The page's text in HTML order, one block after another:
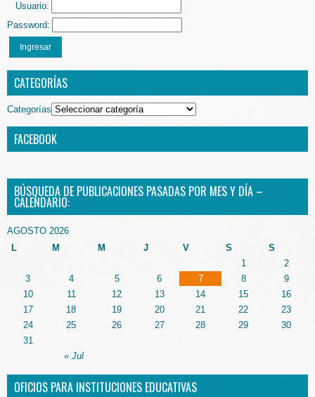
Usuario:
Password:
Ingresar
CATEGORÍAS
Categorías
FACEBOOK
BÚSQUEDA DE PUBLICACIONES PASADAS POR MES Y DÍA –
CALENDARIO:
AGOSTO 2026
L
M M J V S S
« Jul
1
2
3
4 5 6 7 8
9
10
11 12 13 14 15
16
17
18 19 20 21 22
23
24
25 26 27 28 29
30
31
OFICIOS PARA INSTITUCIONES EDUCATIVAS